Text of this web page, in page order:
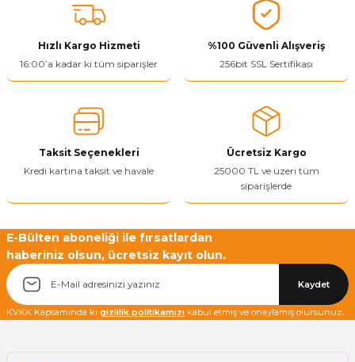
tarafımıza iletebilirsiniz.
Görüş ve önerileriniz için teşekkür ederiz.
Ürün resmi kalitesiz, bozuk veya görüntülenemiyor.
Ürün bilgilerinde hatalar bulunuyor.
Ürün fiyatı diğer sitelerden daha pahalı.
Bu ürüne benzer farklı alternatifler olmalı.
Yetkiliye Gönder
Hızlı Kargo Hizmeti
16:00’a kadar ki tüm siparişler
%100 Güvenli Alışveriş
256bit SSL Sertifikası
Taksit Seçenekleri
Kredi kartına taksit ve havale
Ücretsiz Kargo
25000 TL ve üzeri tüm
siparişlerde
E-Bülten aboneliği ile fırsatlardan
haberiniz olsun, ücretsiz kayıt olun.
Kaydet
KVKK Kapsamında ki gizlilik politikamızı kabul etmiş ve onaylamış olursunuz.